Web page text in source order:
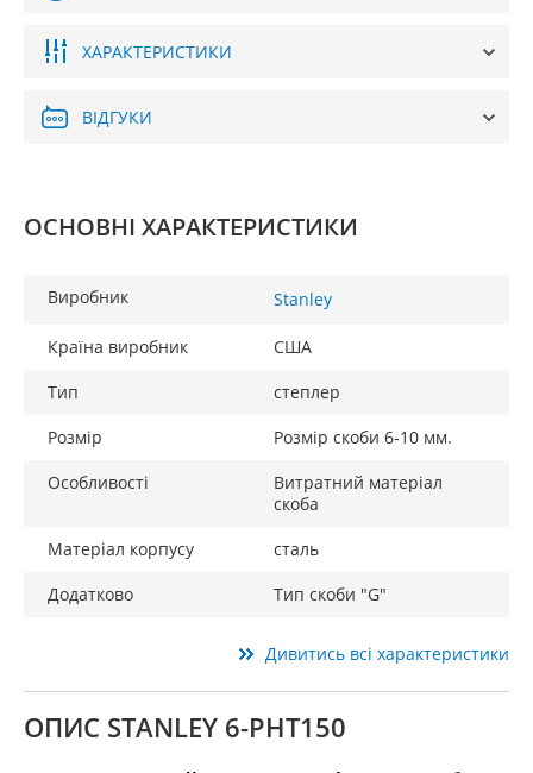
ХАРАКТЕРИСТИКИ
ВІДГУКИ
ОСНОВНІ ХАРАКТЕРИСТИКИ
Виробник Stanley
Країна виробник
США
Тип
степлер
Розмір
Розмір скоби 6-10 мм.
Особливості
Витратний матеріал
скоба
Матеріал корпусу
сталь
Додатково
Тип скоби "G"
Дивитись всі характеристики
ОПИС STANLEY 6-PHT150